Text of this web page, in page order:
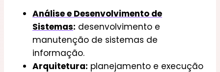
Análise e Desenvolvimento de
Sistemas: desenvolvimento e
manutenção de sistemas de
informação.
Arquitetura: planejamento e execução